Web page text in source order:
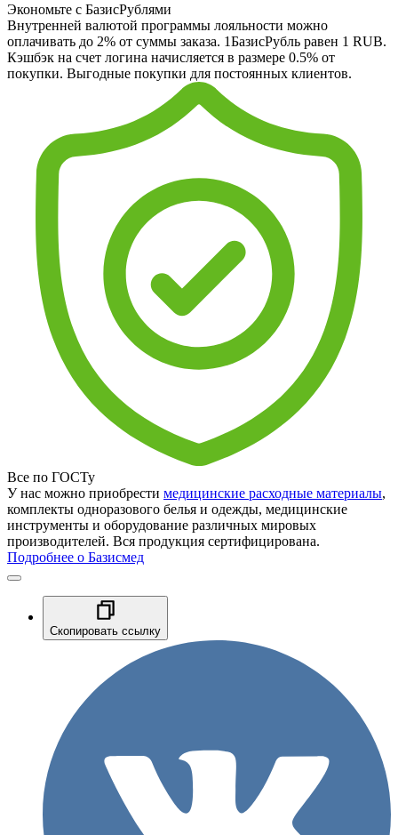
Экономьте с БазисРублями
Внутренней валютой программы лояльности можно
оплачивать до 2% от суммы заказа. 1БазисРубль равен 1 RUB.
Кэшбэк на счет логина начисляется в размере 0.5% от
покупки. Выгодные покупки для постоянных клиентов.
Все по ГОСТу
У нас можно приобрести медицинские расходные материалы,
комплекты одноразового белья и одежды, медицинские
инструменты и оборудование различных мировых
производителей. Вся продукция сертифицирована.
Подробнее о Базисмед
Скопировать ссылку